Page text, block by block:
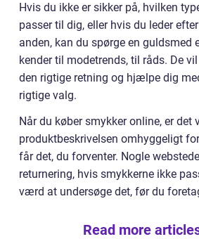
Hvis du ikke er sikker på, hvilken
passer til dig, eller hvis du leder
anden, kan du spørge en guldsmed
kender til modetrends, til råds. De
den rigtige retning og hjælpe dig
rigtige valg.
Når du køber smykker online, er
produktbeskrivelsen omhyggeligt
får det, du forventer. Nogle
returnering, hvis smykkerne ikke
værd at undersøge det, før du
Read more